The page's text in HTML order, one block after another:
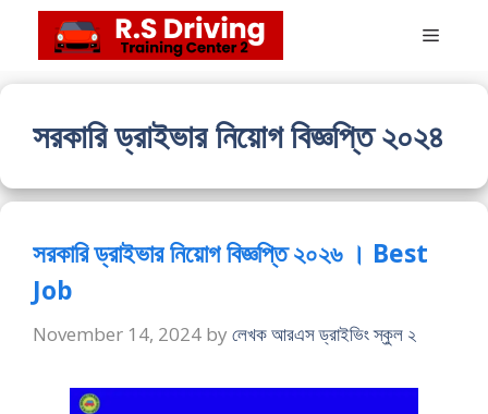
content
Menu
সরকারি ড্রাইভার নিয়োগ বিজ্ঞপ্তি ২০২৪
সরকারি ড্রাইভার নিয়োগ বিজ্ঞপ্তি ২০২৬ । Best
Job
November 14, 2024 by লেখক আরএস ড্রাইভিং স্কুল ২